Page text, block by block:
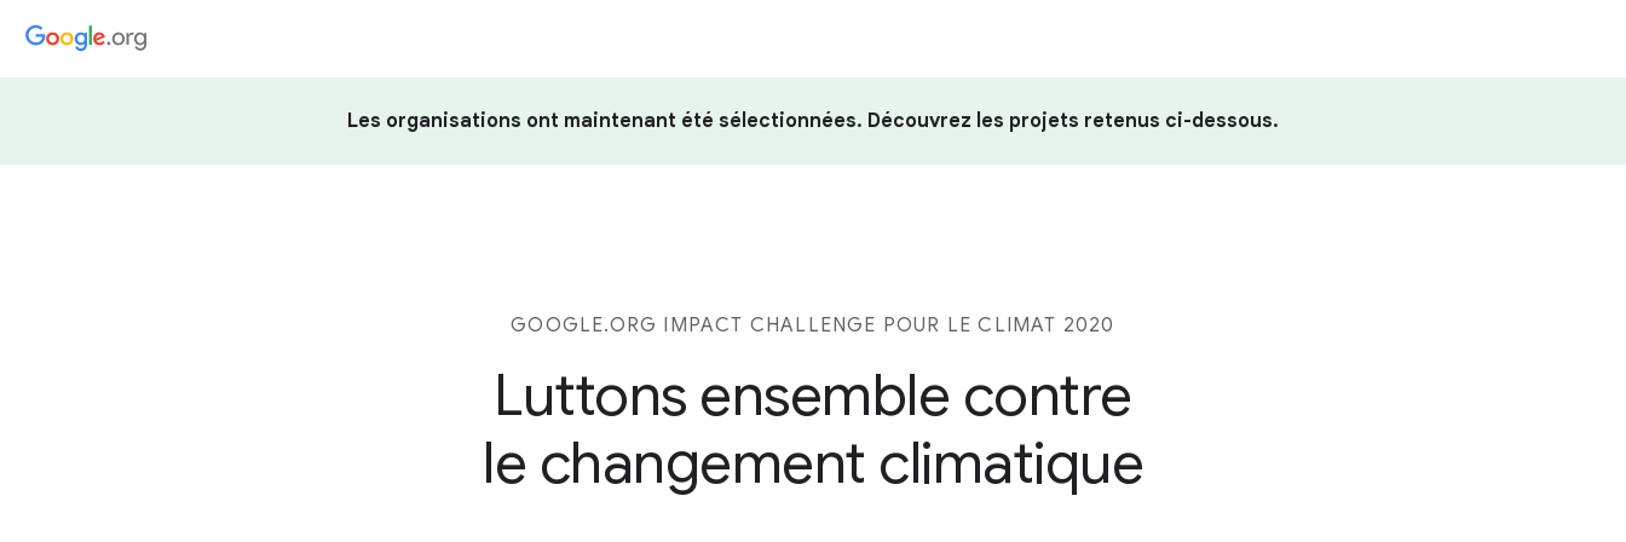
Les organisations ont maintenant été sélectionnées. Découvrez les projets retenus ci-dessous.
GOOGLE.ORG IMPACT CHALLENGE POUR LE CLIMAT 2020
Luttons ensemble contre
le changement climatique